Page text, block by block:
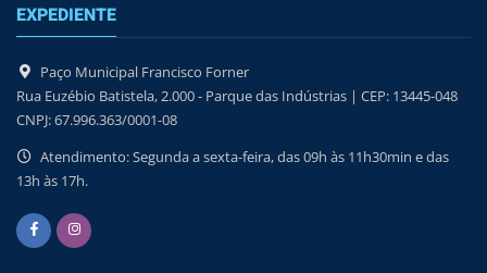
EXPEDIENTE
Paço Municipal Francisco Forner
Rua Euzébio Batistela, 2.000 - Parque das Indústrias | CEP: 13445-048
CNPJ: 67.996.363/0001-08
Atendimento: Segunda a sexta-feira, das 09h às 11h30min e das
13h às 17h.